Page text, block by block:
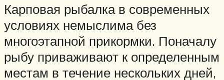
Карповая рыбалка в современных
условиях немыслима без
многоэтапной прикормки. Поначалу
рыбу приваживают к определенным
местам в течение нескольких дней,